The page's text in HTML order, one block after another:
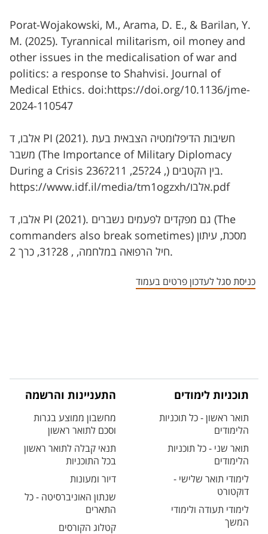
Porat-Wojakowski, M., Arama, D. E., & Barilan, Y.
M. (2025). Tyrannical militarism, oil money and
other issues in the medicalisation of war and
politics: a response to Shahvisi. Journal of
Medical Ethics.‏ doi:https://doi.org/10.1136/jme-
2024-110547
אלבו, ד PI (2021). חשיבות הדיפלומטיה הצבאית בעת
משבר (The Importance of Military Diplomacy
During a Crisis בין הקטבים (, 24?25, 211?236.
https://www.idf.il/media/tm1ogzxh/אלבו.pdf
אלבו, ד PI (2021). גם מפקדים לפעמים נשברים (The
commanders also break sometimes) מסכת, עיתון
חיל הרפואה במלחמה, , 28?31, כרך 2.
כניסת סגל לעדכון פרטים בעמוד
תוכניות לימודים
תואר ראשון - כל תוכניות
הלימודים
תואר שני - כל תוכניות
הלימודים
לימודי תואר שלישי -
דוקטורט
לימודי תעודה ולימודי
המשך
התעניינות והרשמה
מחשבון ממוצע בגרות
וסכם לתואר ראשון
תנאי קבלה לתואר ראשון
בכל התוכניות
דיור ומעונות
שנתון האוניברסיטה - כל
התארים
קטלוג הקורסים